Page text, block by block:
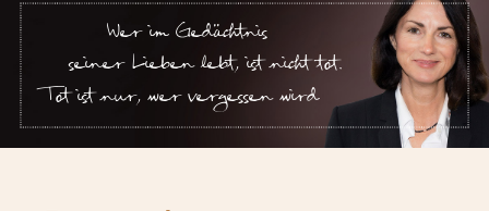
Wer im Gedächtnis
seiner Lieben lebt, ist nicht tot.
Tot ist nur, wer vergessen wird